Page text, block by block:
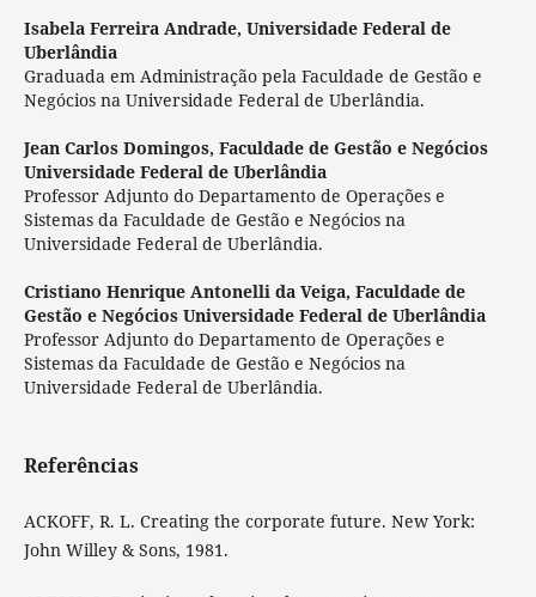
Isabela Ferreira Andrade, Universidade Federal de
Uberlândia
Graduada em Administração pela Faculdade de Gestão e
Negócios na Universidade Federal de Uberlândia.
Jean Carlos Domingos, Faculdade de Gestão e Negócios
Universidade Federal de Uberlândia
Professor Adjunto do Departamento de Operações e
Sistemas da Faculdade de Gestão e Negócios na
Universidade Federal de Uberlândia.
Cristiano Henrique Antonelli da Veiga, Faculdade de
Gestão e Negócios Universidade Federal de Uberlândia
Professor Adjunto do Departamento de Operações e
Sistemas da Faculdade de Gestão e Negócios na
Universidade Federal de Uberlândia.
Referências
ACKOFF, R. L. Creating the corporate future. New York:
John Willey & Sons, 1981.